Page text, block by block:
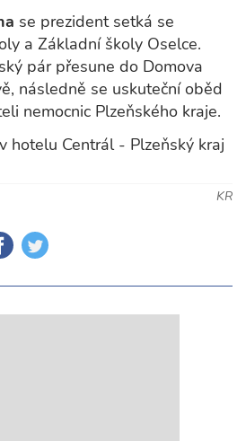
se prezident setká se
a Základní školy Oselce.
pár přesune do Domova
následně se uskuteční oběd
nemocnic Plzeňského kraje.
hotelu Centrál - Plzeňský kraj
KR